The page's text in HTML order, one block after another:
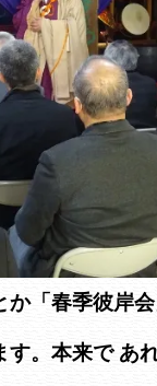
「春季彼岸
。本来で あ